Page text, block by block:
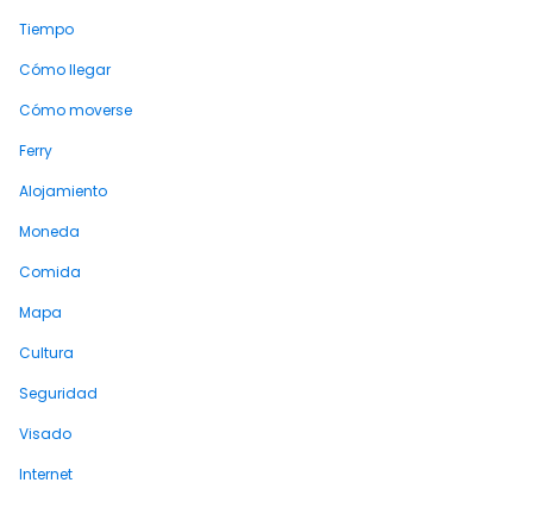
Tiempo
Cómo llegar
Cómo moverse
Ferry
Alojamiento
Moneda
Comida
Mapa
Cultura
Seguridad
Visado
Internet